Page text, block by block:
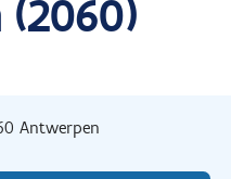
Antwerpen